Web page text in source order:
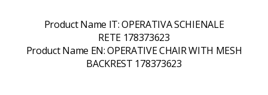
Product Name IT:OPERATIVA SCHIENALE
RETE 178373623
Product Name EN:OPERATIVE CHAIR WITH MESH
BACKREST 178373623